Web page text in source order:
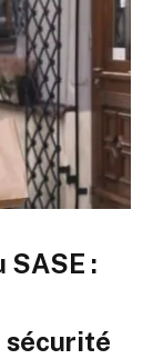
SASE :
sécurité